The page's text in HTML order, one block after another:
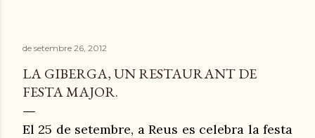
de setembre 26, 2012
LA GIBERGA, UN RESTAURANT DE
FESTA MAJOR.
El 25 de setembre, a Reus es celebra la festa